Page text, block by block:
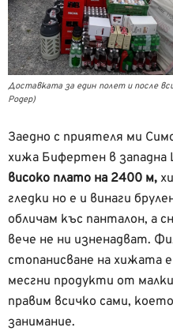
Доставката за един полет и после
Родер)
Заедно с приятеля ми
хижа Бифертен в западна
високо плато на 2400 м,
гледки но е и винаги
обличам къс панталон, а
вече не ни изненадват.
стопанисване на хижата
месгни продукти от
правим всичко сами,
занимание.